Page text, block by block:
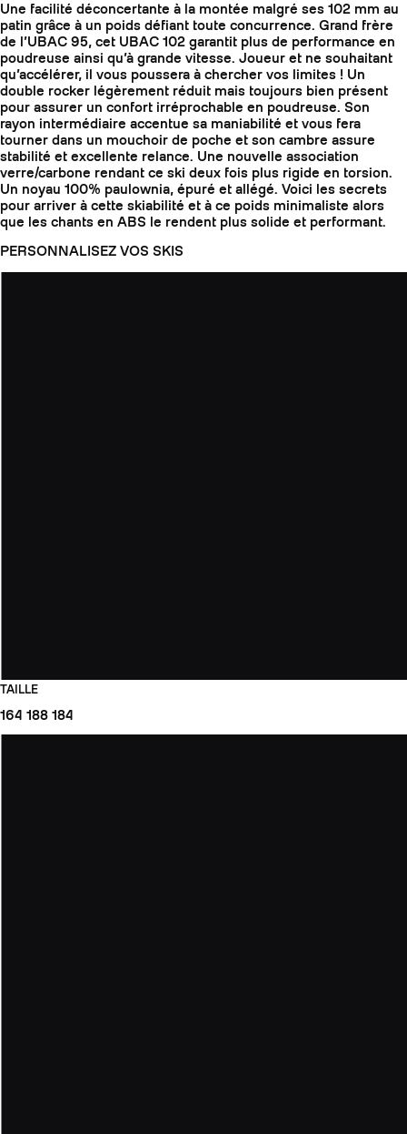
Une facilité déconcertante à la montée malgré ses 102 mm au
patin grâce à un poids défiant toute concurrence. Grand frère
de l’UBAC 95, cet UBAC 102 garantit plus de performance en
poudreuse ainsi qu’à grande vitesse. Joueur et ne souhaitant
qu’accélérer, il vous poussera à chercher vos limites ! Un
double rocker légèrement réduit mais toujours bien présent
pour assurer un confort irréprochable en poudreuse. Son
rayon intermédiaire accentue sa maniabilité et vous fera
tourner dans un mouchoir de poche et son cambre assure
stabilité et excellente relance. Une nouvelle association
verre/carbone rendant ce ski deux fois plus rigide en torsion.
Un noyau 100% paulownia, épuré et allégé. Voici les secrets
pour arriver à cette skiabilité et à ce poids minimaliste alors
que les chants en ABS le rendent plus solide et performant.
PERSONNALISEZ VOS SKIS
TAILLE
164 188 184